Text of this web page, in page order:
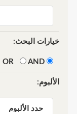
خيارات البحث:
AND
الألبوم: